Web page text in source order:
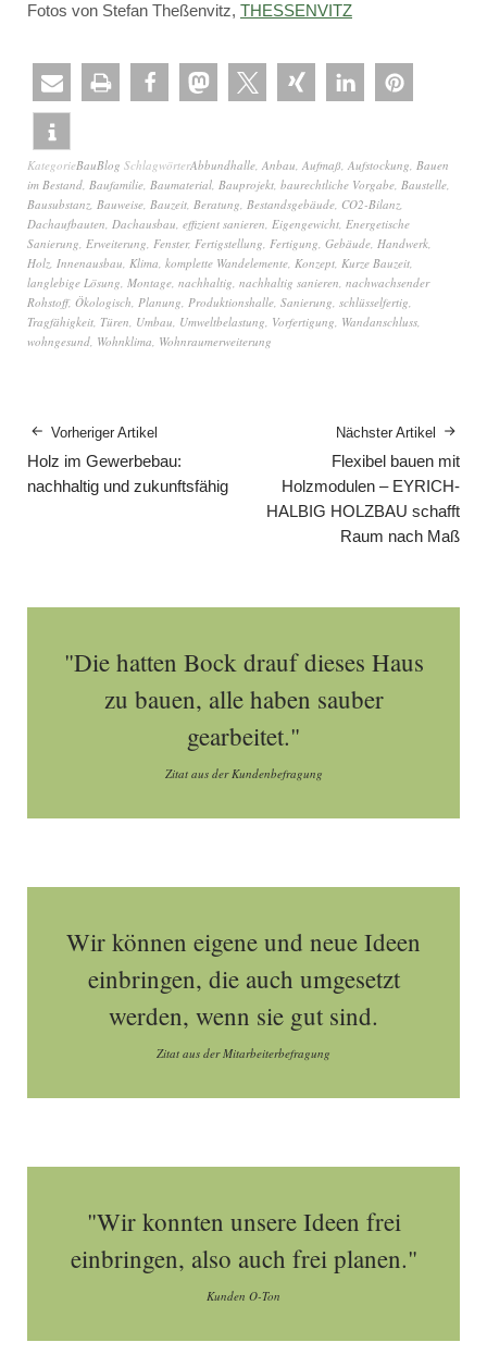
Fotos von Stefan Theßenvitz, THESSENVITZ
KategorieBauBlog SchlagwörterAbbundhalle, Anbau, Aufmaß, Aufstockung, Bauen
im Bestand, Baufamilie, Baumaterial, Bauprojekt, baurechtliche Vorgabe, Baustelle,
Bausubstanz, Bauweise, Bauzeit, Beratung, Bestandsgebäude, CO2-Bilanz,
Dachaufbauten, Dachausbau, effizient sanieren, Eigengewicht, Energetische
Sanierung, Erweiterung, Fenster, Fertigstellung, Fertigung, Gebäude, Handwerk,
Holz, Innenausbau, Klima, komplette Wandelemente, Konzept, Kurze Bauzeit,
langlebige Lösung, Montage, nachhaltig, nachhaltig sanieren, nachwachsender
Rohstoff, Ökologisch, Planung, Produktionshalle, Sanierung, schlüsselfertig,
Tragfähigkeit, Türen, Umbau, Umweltbelastung, Vorfertigung, Wandanschluss,
wohngesund, Wohnklima, Wohnraumerweiterung
Vorheriger Artikel
Holz im Gewerbebau:
nachhaltig und zukunftsfähig
Nächster Artikel
Flexibel bauen mit
Holzmodulen – EYRICH-
HALBIG HOLZBAU schafft
Raum nach Maß
"Die hatten Bock drauf dieses Haus
zu bauen, alle haben sauber
gearbeitet."
Zitat aus der Kundenbefragung
Wir können eigene und neue Ideen
einbringen, die auch umgesetzt
werden, wenn sie gut sind.
Zitat aus der Mitarbeiterbefragung
"Wir konnten unsere Ideen frei
einbringen, also auch frei planen."
Kunden O-Ton